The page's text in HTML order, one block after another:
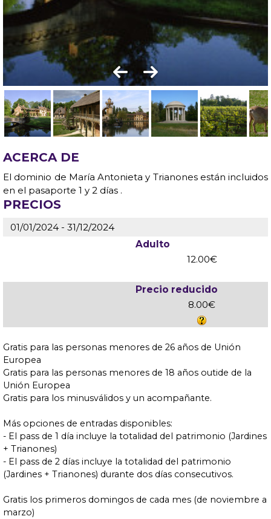
ACERCA DE
El dominio de María Antonieta y Trianones están incluidos
en el pasaporte 1 y 2 días .
PRECIOS
01/01/2024 - 31/12/2024
Adulto
12.00€
Precio reducido
8.00€
Gratis para las personas menores de 26 años de Unión
Europea
Gratis para las personas menores de 18 años outide de la
Unión Europea
Gratis para los minusválidos y un acompañante.
Más opciones de entradas disponibles:
- El pass de 1 día incluye la totalidad del patrimonio (Jardines
+ Trianones)
- El pass de 2 días incluye la totalidad del patrimonio
(Jardines + Trianones) durante dos días consecutivos.
Gratis los primeros domingos de cada mes (de noviembre a
marzo)